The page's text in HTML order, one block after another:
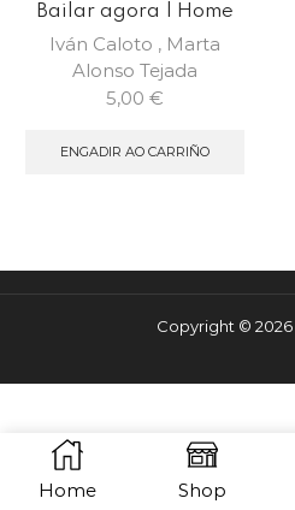
Bailar agora | Home
Iván Caloto , Marta
Alonso Tejada
5,00 €
ENGADIR AO CARRIÑO
Copyright © 2026
Home Shop